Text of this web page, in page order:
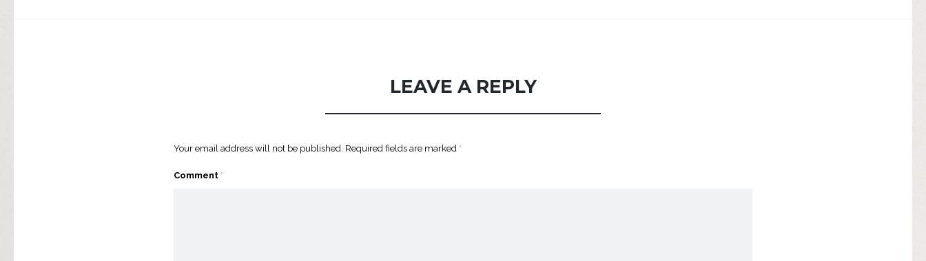
LEAVE A REPLY
Your email address will not be published. Required fields are marked *
Comment *